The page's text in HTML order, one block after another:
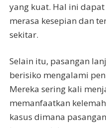
yang kuat. Hal ini
merasa kesepian dan
sekitar.
Selain itu, pasangan
berisiko mengalami
Mereka sering kali
memanfaatkan
kasus dimana